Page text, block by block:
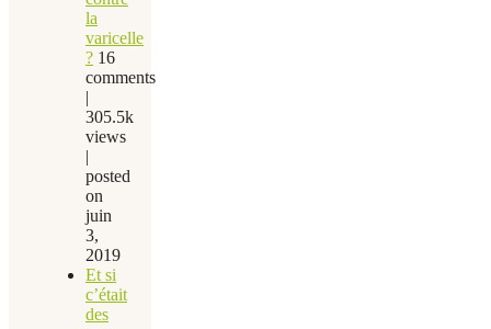
la
varicelle
? 16
comments
|
305.5k
views
|
posted
on
juin
3,
2019
Et si
c’était
des